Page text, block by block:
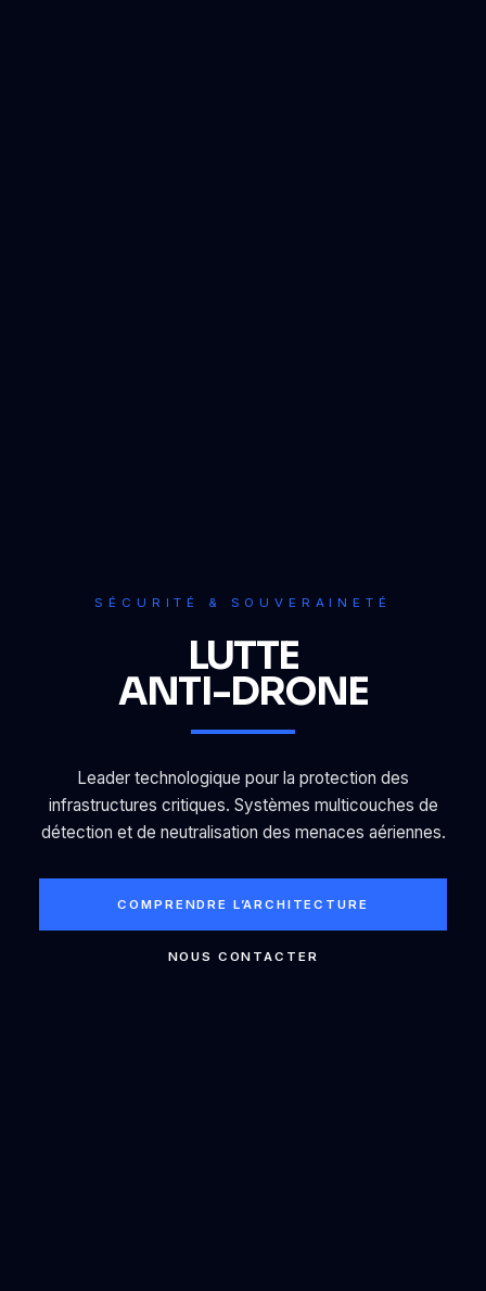
SÉCURITÉ & SOUVERAINETÉ
LUTTE
ANTI-DRONE
Leader technologique pour la protection des
infrastructures critiques. Systèmes multicouches de
détection et de neutralisation des menaces aériennes.
COMPRENDRE L’ARCHITECTURE
NOUS CONTACTER